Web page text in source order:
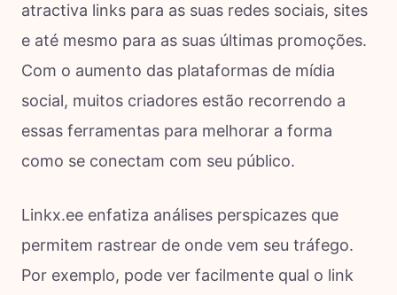
atractiva links para as suas redes sociais, sites
e até mesmo para as suas últimas promoções.
Com o aumento das plataformas de mídia
social, muitos criadores estão recorrendo a
essas ferramentas para melhorar a forma
como se conectam com seu público.
Linkx.ee enfatiza análises perspicazes que
permitem rastrear de onde vem seu tráfego.
Por exemplo, pode ver facilmente qual o link